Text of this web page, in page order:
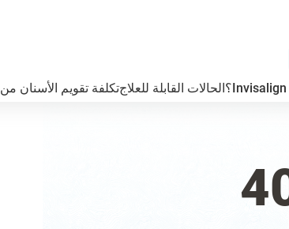
الحالات القابلة للعلاجتكلفة تقويم الأسنان من Invisalign